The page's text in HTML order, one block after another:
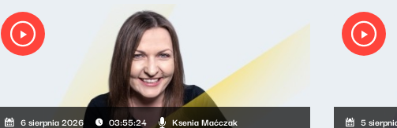
6 sierpnia 2026 03:55:24 Ksenia Maćczak 5